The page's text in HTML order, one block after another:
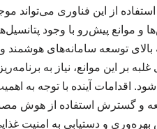
از این فناوری می‌تواند
موانع پیش‌رو با وجود
توسعه سامانه‌های هوشمند
بر این موانع، نیاز به
آینده با توجه به
و گسترش استفاده از هوش
و دستیابی به امنیت